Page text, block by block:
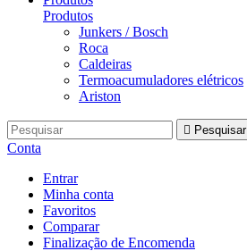
Produtos
Junkers / Bosch
Roca
Caldeiras
Termoacumuladores elétricos
Ariston
 Pesquisar
Conta
Entrar
Minha conta
Favoritos
Comparar
Finalização de Encomenda